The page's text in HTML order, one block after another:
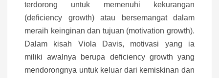
terdorong untuk memenuhi kekurangan
(deficiency growth) atau bersemangat dalam
meraih keinginan dan tujuan (motivation growth).
Dalam kisah Viola Davis, motivasi yang ia
miliki awalnya berupa deficiency growth yang
mendorongnya untuk keluar dari kemiskinan dan